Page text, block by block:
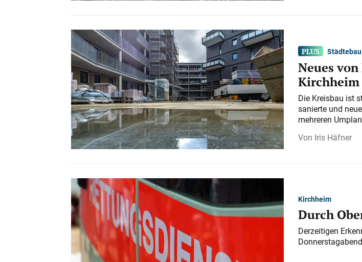
Städtebau
Neues
Kirchheim
Die Kreisbau ist
sanierte und
mehreren
Iris Häfner
Kirchheim
Durch
Derzeitigen